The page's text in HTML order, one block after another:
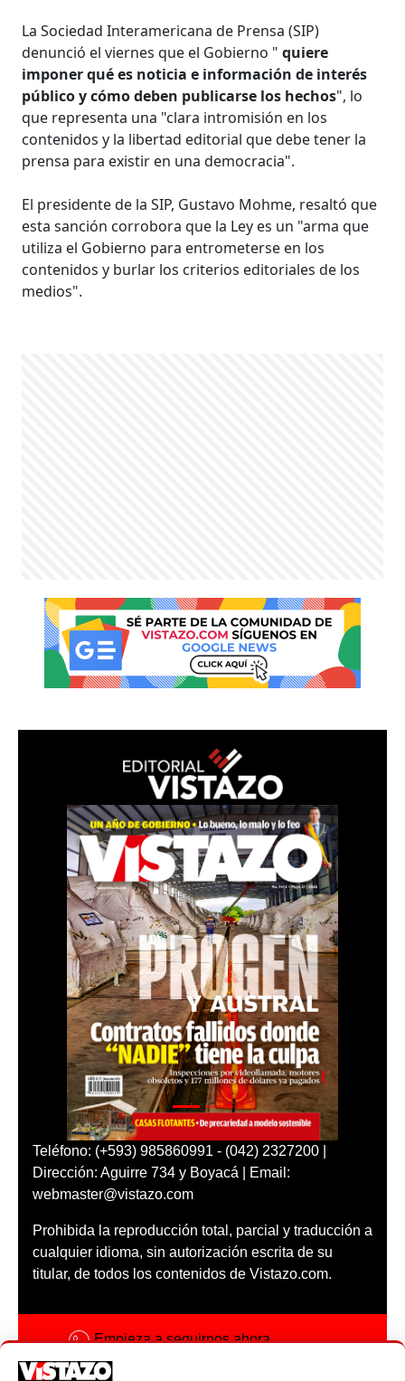
La Sociedad Interamericana de Prensa (SIP)
denunció el viernes que el Gobierno "quiere
imponer qué es noticia e información de interés
público y cómo deben publicarse los hechos", lo
que representa una "clara intromisión en los
contenidos y la libertad editorial que debe tener la
prensa para existir en una democracia".
El presidente de la SIP, Gustavo Mohme, resaltó que
esta sanción corrobora que la Ley es un "arma que
utiliza el Gobierno para entrometerse en los
contenidos y burlar los criterios editoriales de los
medios".
Teléfono: (+593) 985860991 - (042) 2327200 |
Dirección: Aguirre 734 y Boyacá | Email:
webmaster@vistazo.com
Prohibida la reproducción total, parcial y traducción a
cualquier idioma, sin autorización escrita de su
titular, de todos los contenidos de Vistazo.com.
Empieza a seguirnos ahora